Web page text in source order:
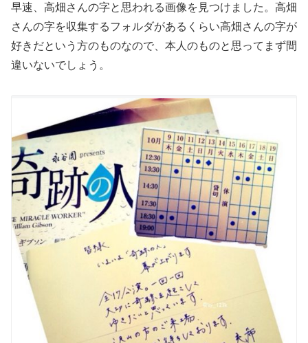
早速、高畑さんの字と思われる画像を見つけました。高畑
さんの字を収集するフォルダがあるくらい高畑さんの字が
好きだという方のものなので、本人のものと思ってまず間
違いないでしょう。